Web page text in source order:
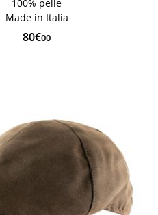
100% pelle
Made in Italia
80€00